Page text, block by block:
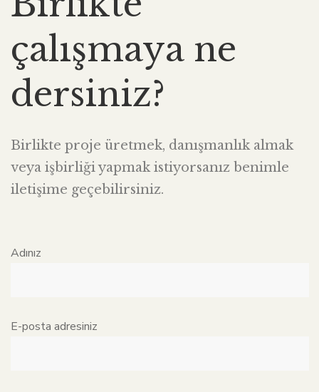
çalışmaya ne
dersiniz?
Birlikte proje üretmek, danışmanlık almak
veya işbirliği yapmak istiyorsanız benimle
iletişime geçebilirsiniz.
Adınız
E-posta adresiniz